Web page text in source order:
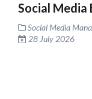
Social Media
Social Media
28 July 2026